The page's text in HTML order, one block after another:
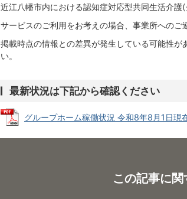
近江八幡市内における認知症対応型共同生活介護
サービスのご利用をお考えの場合、事業所へのご
掲載時点の情報との差異が発生している可能性
い。
最新状況は下記から確認ください
グループホーム稼働状況 令和8年8月1日現
この記事に